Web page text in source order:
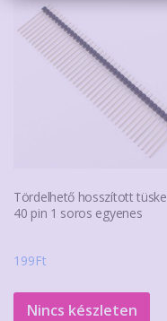
Tördelhető hosszított
40 pin 1 soros egyenes
199Ft
Nincs készleten